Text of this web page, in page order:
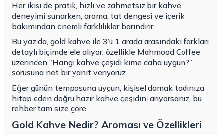
Her ikisi de pratik, hızlı ve zahmetsiz bir kahve
deneyimi sunarken, aroma, tat dengesi ve içerik
bakımından önemli farklılıklar barındırır.
Bu yazıda, gold kahve ile 3’ü 1 arada arasındaki farkları
detaylı biçimde ele alıyor, özellikle Mahmood Coffee
üzerinden “Hangi kahve çeşidi kime daha uygun?”
sorusuna net bir yanıt veriyoruz.
Eğer günün temposuna uygun, kişisel damak tadınıza
hitap eden doğru hazır kahve çeşidini arıyorsanız, bu
rehber tam size göre.
Gold Kahve Nedir? Aroması ve Özellikleri